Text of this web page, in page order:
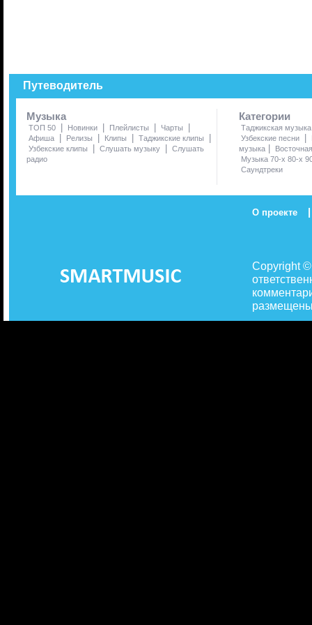
Путеводитель
Музыка
ТОП 50 | Новинки | Плейлисты | Чарты |
Афиша | Релизы | Клипы | Таджикские клипы |
Узбекские клипы | Слушать музыку | Слушать
радио
Категории
Таджикская музыка
Узбекские песни
|
музыка |
Музыка 70-х 80-х
Саундтреки
О проекте |
Copyright
размещены